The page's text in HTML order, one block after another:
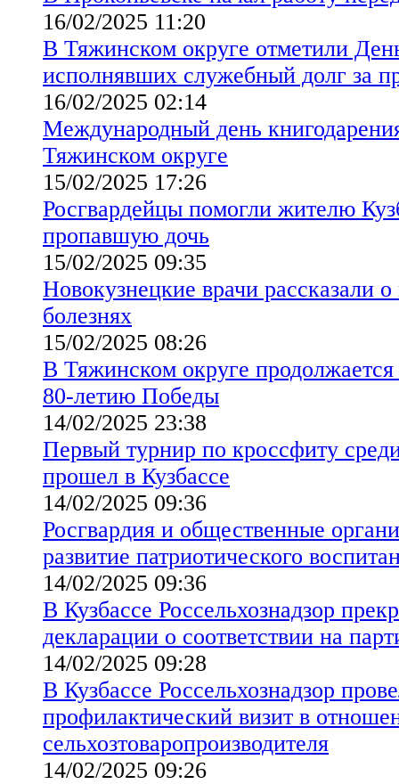
16/02/2025 11:20
В Тяжинском округе отметили
исполнявших служебный долг за
16/02/2025 02:14
Международный день
Тяжинском округе
15/02/2025 17:26
Росгвардейцы помогли жителю
пропавшую дочь
15/02/2025 09:35
Новокузнецкие врачи рассказали
болезнях
15/02/2025 08:26
В Тяжинском округе
80-летию Победы
14/02/2025 23:38
Первый турнир по кроссфиту
прошел в Кузбассе
14/02/2025 09:36
Росгвардия и общественные
развитие патриотического
14/02/2025 09:36
В Кузбассе Россельхознадзор
декларации о соответствии на
14/02/2025 09:28
В Кузбассе Россельхознадзор
профилактический визит в
сельхозтоваропроизводителя
14/02/2025 09:26